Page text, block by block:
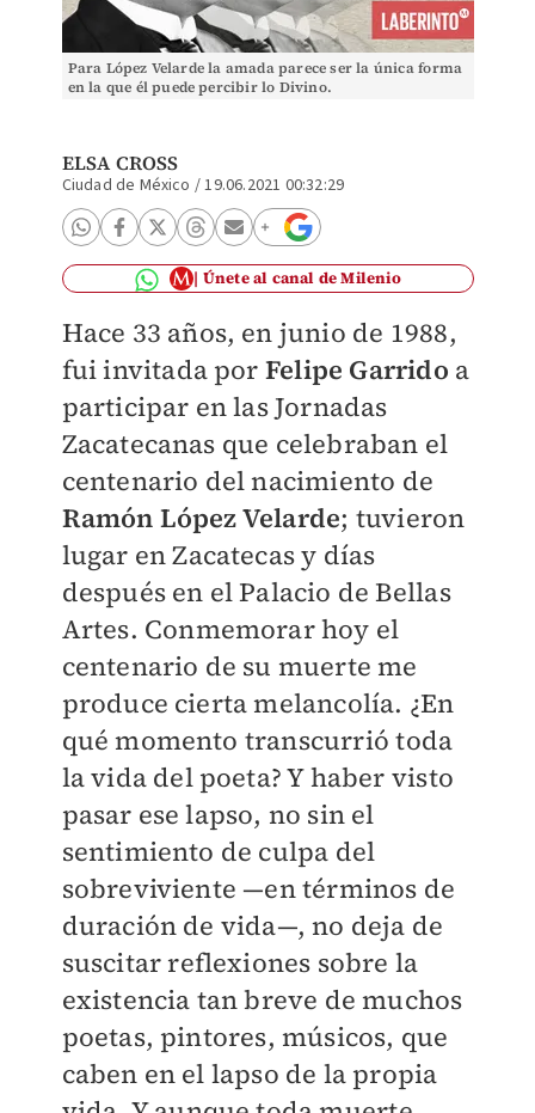
Para López Velarde la amada parece ser la única forma
en la que él puede percibir lo Divino.
ELSA CROSS
Ciudad de México /19.06.2021 00:32:29
Únete al canal de Milenio
Hace 33 años, en junio de 1988,
fui invitada por Felipe Garrido a
participar en las Jornadas
Zacatecanas que celebraban el
centenario del nacimiento de
Ramón López Velarde; tuvieron
lugar en Zacatecas y días
después en el Palacio de Bellas
Artes. Conmemorar hoy el
centenario de su muerte me
produce cierta melancolía. ¿En
qué momento transcurrió toda
la vida del poeta? Y haber visto
pasar ese lapso, no sin el
sentimiento de culpa del
sobreviviente —en términos de
duración de vida—, no deja de
suscitar reflexiones sobre la
existencia tan breve de muchos
poetas, pintores, músicos, que
caben en el lapso de la propia